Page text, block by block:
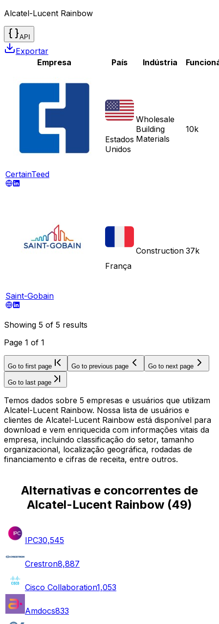
Alcatel-Lucent Rainbow
API
Exportar
Empresa
País Indústria
CertainTeed
Estados
Unidos
Wholesale
Building
Materials
10k
Saint-Gobain
França
Construction 37k
Showing 5 of 5 results
Page 1 of 1
Go to first page Go to previous page Go to next page
Go to last page
Temos dados sobre 5 empresas e usuários que utilizam
Alcatel-Lucent Rainbow. Nossa lista de usuários e
clientes de Alcatel-Lucent Rainbow está disponível para
download e vem enriquecida com informações vitais da
empresa, incluindo classificação do setor, tamanho
organizacional, localização geográfica, rodadas de
financiamento e cifras de receita, entre outros.
Alternativas e concorrentes de
Alcatel-Lucent Rainbow (49)
IPC30,545
Crestron8,887
Cisco Collaboration1,053
Amdocs833